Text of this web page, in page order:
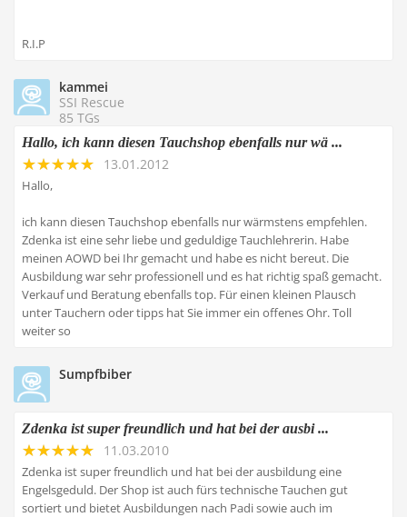
R.I.P
kammei
SSI Rescue
85 TGs
Hallo, ich kann diesen Tauchshop ebenfalls nur wä ...
13.01.2012
Hallo,
ich kann diesen Tauchshop ebenfalls nur wärmstens empfehlen.
Zdenka ist eine sehr liebe und geduldige Tauchlehrerin. Habe
meinen AOWD bei Ihr gemacht und habe es nicht bereut. Die
Ausbildung war sehr professionell und es hat richtig spaß gemacht.
Verkauf und Beratung ebenfalls top. Für einen kleinen Plausch
unter Tauchern oder tipps hat Sie immer ein offenes Ohr. Toll
weiter so
Sumpfbiber
Zdenka ist super freundlich und hat bei der ausbi ...
11.03.2010
Zdenka ist super freundlich und hat bei der ausbildung eine
Engelsgeduld. Der Shop ist auch fürs technische Tauchen gut
sortiert und bietet Ausbildungen nach Padi sowie auch im